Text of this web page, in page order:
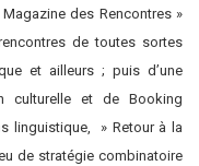
des Rencontres »
de toutes sortes
et ailleurs ; puis d’une
culturelle et de Booking
linguistique, » Retour à la
de stratégie combinatoire